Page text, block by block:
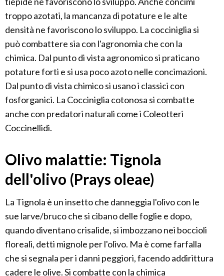
troppo azotati, la mancanza di potature e le alte
densità ne favoriscono lo sviluppo. La cocciniglia si
può combattere sia con l'agronomia che con la
chimica. Dal punto di vista agronomico si praticano
potature forti e si usa poco azoto nelle concimazioni.
Dal punto di vista chimico si usano i classici con
fosforganici. La Cocciniglia cotonosa si combatte
anche con predatori naturali come i Coleotteri
Coccinellidi.
Olivo malattie: Tignola
dell'olivo (Prays oleae)
La Tignola è un insetto che danneggia l'olivo con le
sue larve/bruco che si cibano delle foglie e dopo,
quando diventano crisalide, si imbozzano nei boccioli
floreali, detti mignole per l'olivo. Ma è come farfalla
che si segnala per i danni peggiori, facendo addirittura
cadere le olive. Si combatte con la chimica